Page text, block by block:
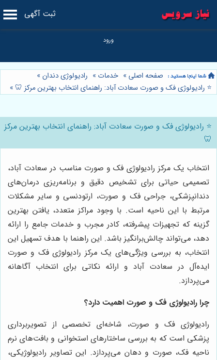
ثبت آگهی
صفحه اصلی » خدمات » رادیولوژی دندان »
⭐️ رادیولوژی فک و صورت سعادت آباد: راهنمای انتخاب بهترین مرکز 🦷 »
⭐️ رادیولوژی فک و صورت سعادت آباد: راهنمای انتخاب بهترین مرکز
🦷
انتخاب یک مرکز رادیولوژی فک و صورت مناسب در سعادت آباد،
تصمیمی حیاتی برای تشخیص دقیق و برنامه‌ریزی درمان‌های
دندانپزشکی، جراحی فک و صورت، ارتودنسی و سایر مشکلات
مرتبط با این ناحیه است. با وجود مراکز متعدد، یافتن بهترین
گزینه که تجهیزات پیشرفته، کادر مجرب و خدمات جامع را ارائه
دهد، می‌تواند چالش‌برانگیز باشد. این راهنما با هدف تسهیل این
انتخاب، به بررسی ویژگی‌های یک مرکز رادیولوژی فک و صورت
ایده‌آل در سعادت آباد و ارائه نکاتی برای انتخاب آگاهانه
می‌پردازد.
چرا رادیولوژی فک و صورت اهمیت دارد؟
رادیولوژی فک و صورت، شاخه‌ای تخصصی از تصویربرداری
پزشکی است که به بررسی ساختارهای استخوانی و بافت‌های نرم
ناحیه فک، صورت و دهان می‌پردازد. این تصاویر رادیولوژیکی،